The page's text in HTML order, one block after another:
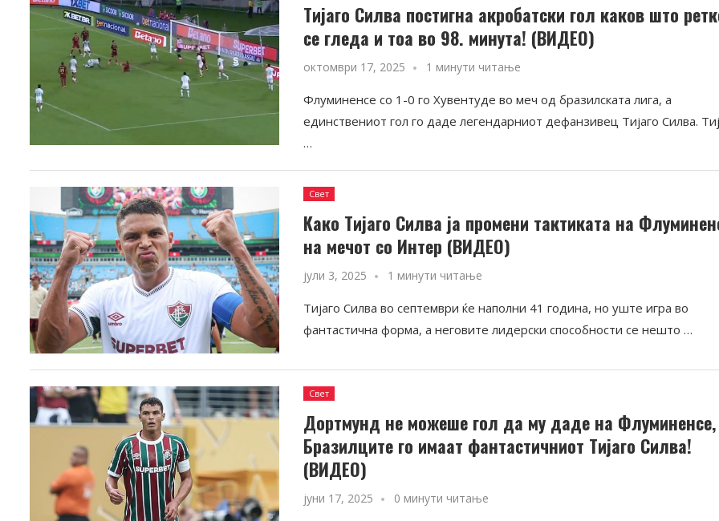
Тијаго Силва постигна акробатски гол каков што
се гледа и тоа во 98. минута! (ВИДЕО)
октомври 17, 2025 1 минути читање
Флуминенсе со 1-0 го Хувентуде во меч од бразилската лига, а
единствениот гол го даде легендарниот дефанзивец Тијаго Силва.
…
Свет
Како Тијаго Силва ја промени тактиката на
на мечот со Интер (ВИДЕО)
јули 3, 2025 1 минути читање
Тијаго Силва во септември ќе наполни 41 година, но уште игра во
фантастична форма, а неговите лидерски способности се нешто …
Свет
Дортмунд не можеше гол да му даде на Флуминенсе,
Бразилците го имаат фантастичниот Тијаго Силва!
(ВИДЕО)
јуни 17, 2025 0 минути читање